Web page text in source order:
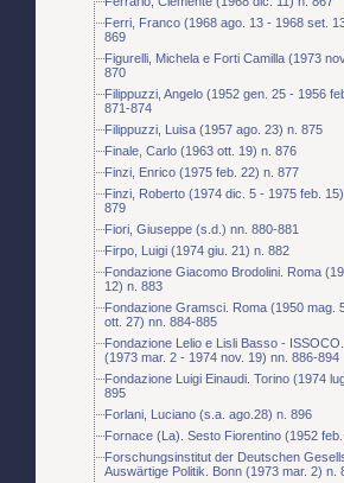
Ferri, Franco (1968 ago. 13 - 1968 set.
869
Figurelli, Michela e Forti Camilla (1973
870
Filippuzzi, Angelo (1952 gen. 25 - 1956
871-874
Filippuzzi, Luisa (1957 ago. 23) n. 875
Finale, Carlo (1963 ott. 19) n. 876
Finzi, Enrico (1975 feb. 22) n. 877
Finzi, Roberto (1974 dic. 5 - 1975 feb.
879
Fiori, Giuseppe (s.d.) nn. 880-881
Firpo, Luigi (1974 giu. 21) n. 882
Fondazione Giacomo Brodolini. Roma
12) n. 883
Fondazione Gramsci. Roma (1950 mag.
ott. 27) nn. 884-885
Fondazione Lelio e Lisli Basso -
(1973 mar. 2 - 1974 nov. 19) nn. 886-894
Fondazione Luigi Einaudi. Torino (1974
895
Forlani, Luciano (s.a. ago.28) n. 896
Fornace (La). Sesto Fiorentino (1952
Forschungsinstitut der Deutschen
Auswärtige Politik. Bonn (1973 mar. 2) n.